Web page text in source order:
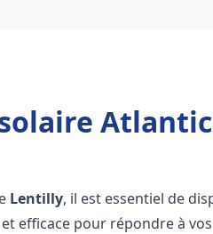
Lentilly, il est essentiel de
efficace pour répondre à